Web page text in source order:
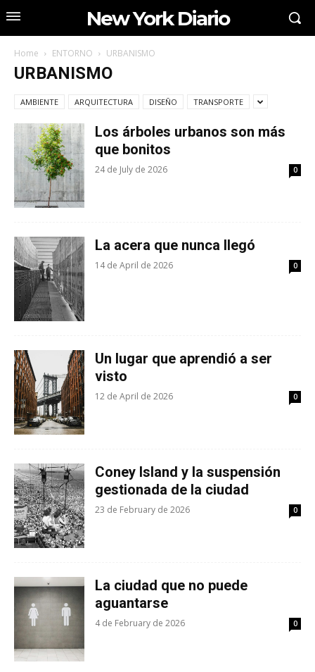
New York Diario
Home ENTORNO URBANISMO
URBANISMO
AMBIENTE ARQUITECTURA DISEÑO TRANSPORTE
Los árboles urbanos son más
que bonitos
24 de July de 2026 0
La acera que nunca llegó
14 de April de 2026 0
Un lugar que aprendió a ser
visto
12 de April de 2026 0
Coney Island y la suspensión
gestionada de la ciudad
23 de February de 2026 0
La ciudad que no puede
aguantarse
4 de February de 2026 0